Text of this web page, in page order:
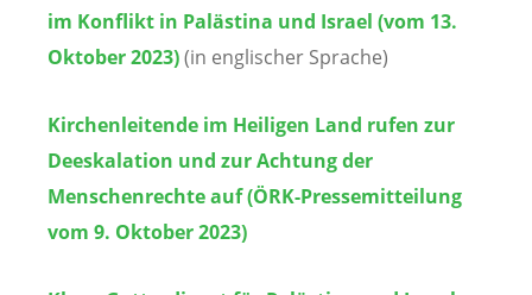
im Konflikt in Palästina und Israel (vom 13.
Oktober 2023)(in englischer Sprache)
Kirchenleitende im Heiligen Land rufen zur
Deeskalation und zur Achtung der
Menschenrechte auf (ÖRK-Pressemitteilung
vom 9. Oktober 2023)